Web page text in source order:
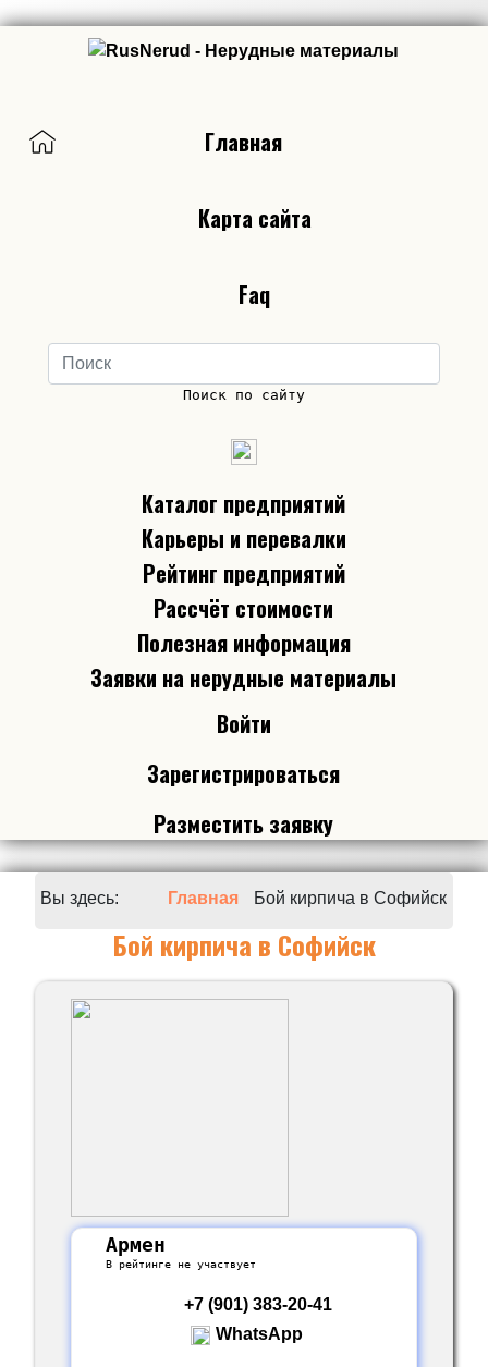
Главная
Карта сайта
Faq
Поиск по сайту
Каталог предприятий
Карьеры и перевалки
Рейтинг предприятий
Рассчёт стоимости
Полезная информация
Заявки на нерудные материалы
Войти
Зарегистрироваться
Разместить заявку
Вы здесь: Главная Бой кирпича в Софийск
Бой кирпича в Софийск
Армен
В рейтинге не участвует
+7 (901) 383-20-41
WhatsApp